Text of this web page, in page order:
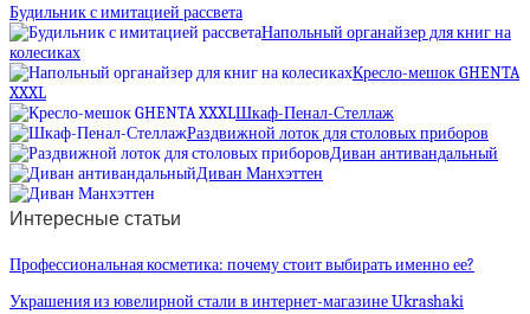
Будильник с имитацией рассвета
Напольный органайзер для книг на
колесиках
Кресло-мешок GHENTA
XXXL
Шкаф-Пенал-Стеллаж
Раздвижной лоток для столовых приборов
Диван антивандальный
Диван Манхэттен
Интересные статьи
Профессиональная косметика: почему стоит выбирать именно ее?
Украшения из ювелирной стали в интернет-магазине Ukrashaki